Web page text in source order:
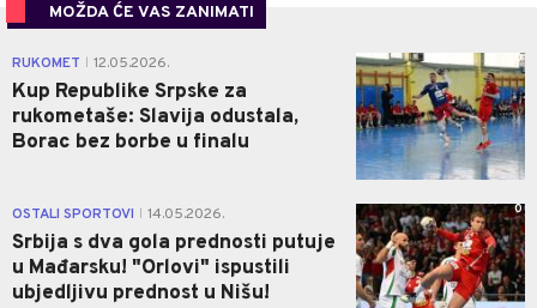
MOŽDA ĆE VAS ZANIMATI
RUKOMET 12.05.2026.
Kup Republike Srpske za
rukometaše: Slavija odustala,
Borac bez borbe u finalu
0
OSTALI SPORTOVI 14.05.2026.
Srbija s dva gola prednosti putuje
u Mađarsku! "Orlovi" ispustili
ubjedljivu prednost u Nišu!
0